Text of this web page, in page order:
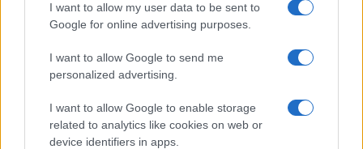
I want to allow my user data to be sent to
Google for online advertising purposes.
I want to allow Google to send me
personalized advertising.
I want to allow Google to enable storage
related to analytics like cookies on web or
device identifiers in apps.
Esce di strada con l’auto ad Arzachena: ferito il
del fuoco